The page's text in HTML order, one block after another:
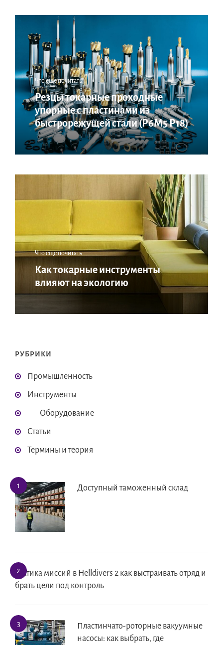
Что еще почитать:
Резцы токарные проходные
упорные с пластинами из
быстрорежущей стали (Р6М5 Р18)
Что еще почитать:
Как токарные инструменты
влияют на экологию
РУБРИКИ
Промышленность
Инструменты
Оборудование
Статьи
Термины и теория
Доступный таможенный склад
Тактика миссий в Helldivers 2 как выстраивать отряд и
брать цели под контроль
Пластинчато-роторные вакуумные
насосы: как выбрать, где